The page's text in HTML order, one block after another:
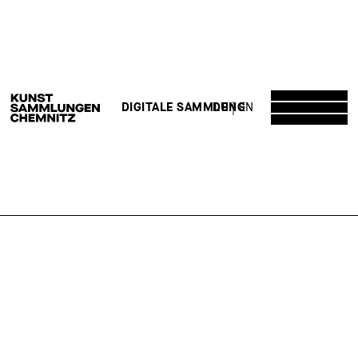
DE EN
DIGITALE SAMMLUNG